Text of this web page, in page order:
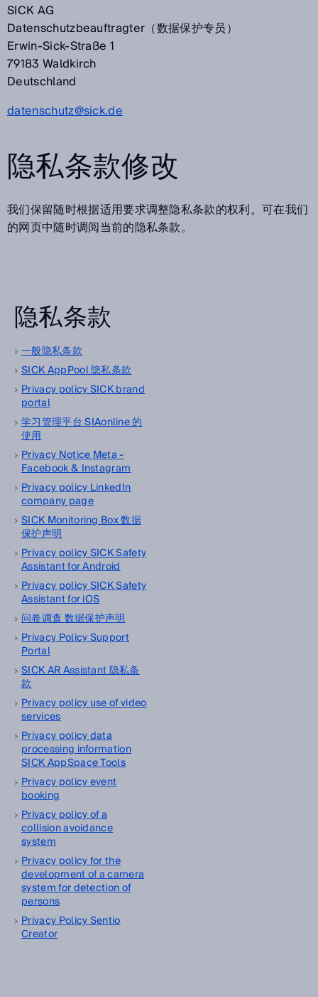
SICK AG
Datenschutzbeauftragter（数据保护专员）
Erwin-Sick-Straße 1
79183 Waldkirch
Deutschland
datenschutz@sick.de
隐私条款修改
我们保留随时根据适用要求调整隐私条款的权利。可在我们
的网页中随时调阅当前的隐私条款。
隐私条款
一般隐私条款
SICK AppPool 隐私条款
Privacy policy SICK brand
portal
学习管理平台 SIAonline 的
使用
Privacy Notice Meta -
Facebook & Instagram
Privacy policy LinkedIn
company page
SICK Monitoring Box 数据
保护声明
Privacy policy SICK Safety
Assistant for Android
Privacy policy SICK Safety
Assistant for iOS
问卷调查 数据保护声明
Privacy Policy Support
Portal
SICK AR Assistant 隐私条
款
Privacy policy use of video
services
Privacy policy data
processing information
SICK AppSpace Tools
Privacy policy event
booking
Privacy policy of a
collision avoidance
system
Privacy policy for the
development of a camera
system for detection of
persons
Privacy Policy Sentio
Creator